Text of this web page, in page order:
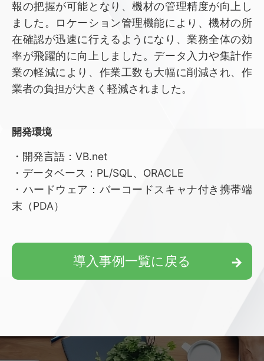
報の把握が可能となり、機材の管理精度が向上し
ました。ロケーション管理機能により、機材の所
在確認が迅速に行えるようになり、業務全体の効
率が飛躍的に向上しました。データ入力や集計作
業の軽減により、作業工数も大幅に削減され、作
業者の負担が大きく軽減されました。
開発環境
・開発言語：VB.net
・データベース：PL/SQL、ORACLE
・ハードウェア：バーコードスキャナ付き携帯端
末（PDA）
導⼊事例⼀覧に戻る